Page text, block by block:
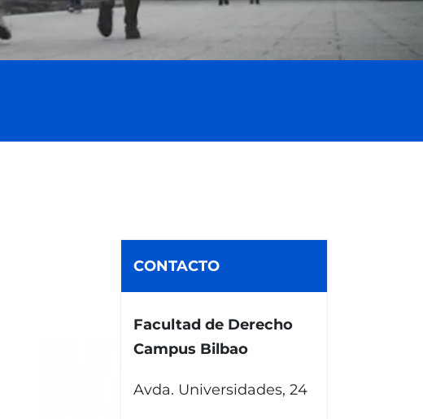
CONTACTO
Facultad de Derecho
Campus Bilbao
Avda. Universidades, 24